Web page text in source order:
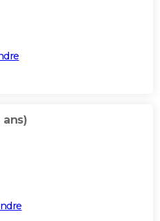
ans)